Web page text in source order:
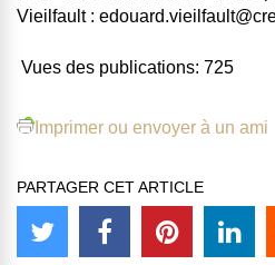
Vieilfault :
Vues des publications: 725
Imprimer ou envoyer à un ami
PARTAGER CET ARTICLE